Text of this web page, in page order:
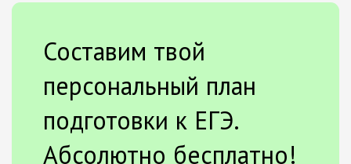
Составим твой
персональный план
подготовки к ЕГЭ.
Абсолютно бесплатно!